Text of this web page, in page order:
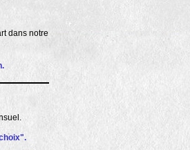
dans notre
".